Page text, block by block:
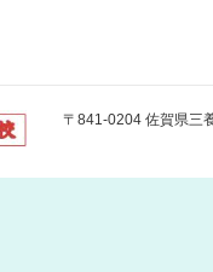
〒841-0204 佐賀県三